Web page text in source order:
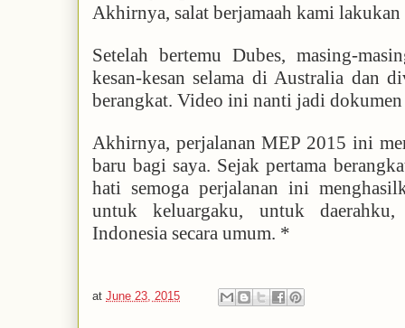
Akhirnya, salat berjamaah kami lakukan
Setelah bertemu Dubes, masing-
kesan-kesan selama di Australia dan
berangkat. Video ini nanti jadi
Akhirnya, perjalanan MEP 2015 ini
baru bagi saya. Sejak pertama
hati semoga perjalanan ini
untuk keluargaku, untuk
Indonesia secara umum. *
at June 23, 2015